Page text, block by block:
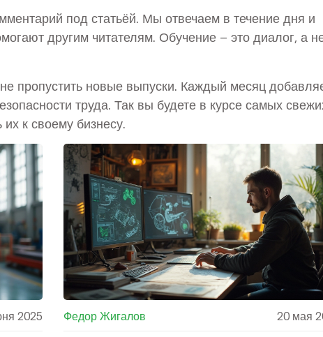
под статьёй. Мы отвечаем в течение дня и
другим читателям. Обучение – это диалог, а
пропустить новые выпуски. Каждый месяц
труда. Так вы будете в курсе самых
к своему бизнесу.
2025 Федор Жигалов 20 мая